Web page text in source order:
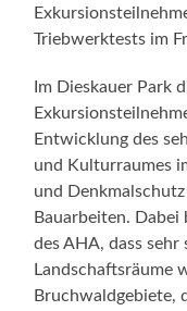
Triebwerktests im
Im Dieskauer Park
Entwicklung des
und Kulturraumes
und
Bauarbeiten. Dabei
des AHA, dass
Landschaftsräume
Bruchwaldgebiete,